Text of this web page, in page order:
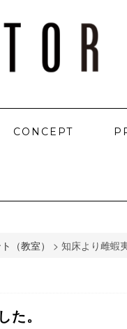
CONCEPT
（教室） > 知床より雌蝦
た。